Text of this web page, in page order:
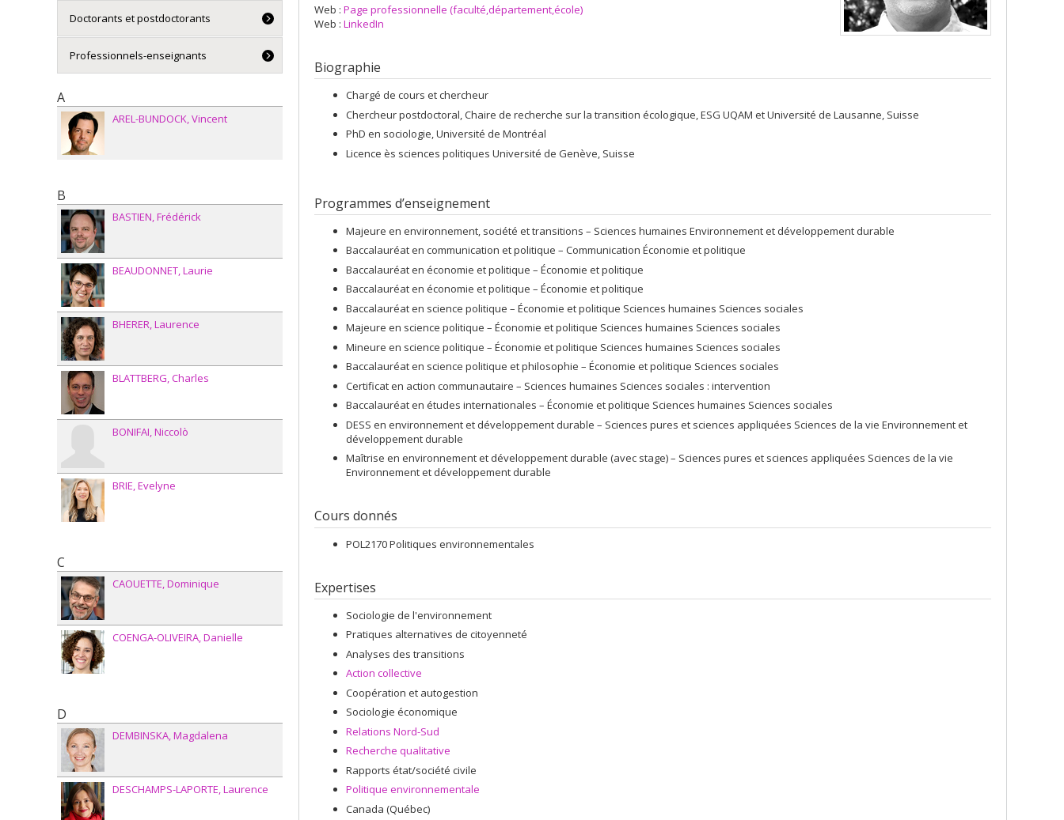
Web : Page professionnelle (faculté,département,école)
Web : LinkedIn
Biographie
Chargé de cours et chercheur
Chercheur postdoctoral, Chaire de recherche sur la transition écologique, ESG UQAM et Université de Lausanne, Suisse
PhD en sociologie, Université de Montréal
Licence ès sciences politiques Université de Genève, Suisse
Programmes d’enseignement
Majeure en environnement, société et transitions – Sciences humaines Environnement et développement durable
Baccalauréat en communication et politique – Communication Économie et politique
Baccalauréat en économie et politique – Économie et politique
Baccalauréat en économie et politique – Économie et politique
Baccalauréat en science politique – Économie et politique Sciences humaines Sciences sociales
Majeure en science politique – Économie et politique Sciences humaines Sciences sociales
Mineure en science politique – Économie et politique Sciences humaines Sciences sociales
Baccalauréat en science politique et philosophie – Économie et politique Sciences sociales
Certificat en action communautaire – Sciences humaines Sciences sociales : intervention
Baccalauréat en études internationales – Économie et politique Sciences humaines Sciences sociales
DESS en environnement et développement durable – Sciences pures et sciences appliquées Sciences de la vie Environnement et
développement durable
Maîtrise en environnement et développement durable (avec stage) – Sciences pures et sciences appliquées Sciences de la vie
Environnement et développement durable
Cours donnés
POL2170 Politiques environnementales
Expertises
Sociologie de l'environnement
Pratiques alternatives de citoyenneté
Analyses des transitions
Action collective
Coopération et autogestion
Sociologie économique
Relations Nord-Sud
Recherche qualitative
Rapports état/société civile
Politique environnementale
Canada (Québec)
Doctorants et postdoctorants
Professionnels-enseignants
A
AREL-BUNDOCK Vincent
B
BASTIEN Frédérick
BEAUDONNET Laurie
BHERER Laurence
BLATTBERG Charles
BONIFAI Niccolò
BRIE Evelyne
C
CAOUETTE Dominique
COENGA-OLIVEIRA Danielle
D
DEMBINSKA Magdalena
DESCHAMPS-LAPORTE Laurence